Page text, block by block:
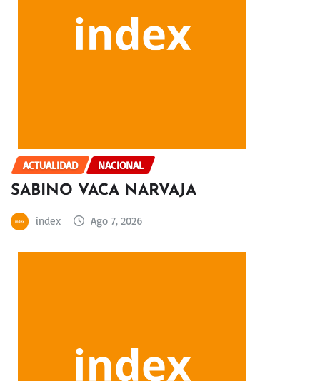
ACTUALIDAD NACIONAL
SABINO VACA NARVAJA
index Ago 7, 2026